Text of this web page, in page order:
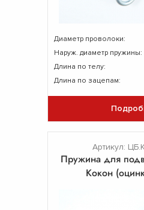
Диаметр проволоки:
Наруж. диаметр пружины:
Длина по телу:
Длина по зацепам:
Артикул:
Пружина для
Кокон